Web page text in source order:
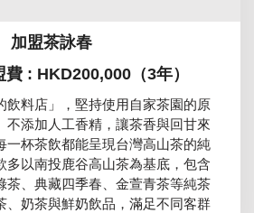
加盟茶詠春
: HKD200,000（3年）
飲料店」，堅持使用自家茶園的原
不添加人工香精，讓茶香與回甘來
一杯茶飲都能呈現台灣高山茶的純
多以南投鹿谷高山茶為基底，包含
茶、典藏四季春、金萱青茶等純茶
、奶茶與鮮奶飲品，滿足不同客群